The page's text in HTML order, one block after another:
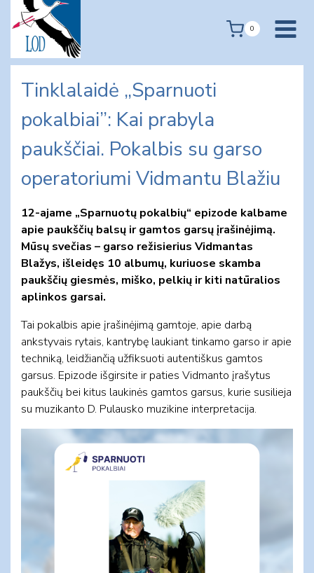
content
0
Tinklalaidė „Sparnuoti
pokalbiai”: Kai prabyla
paukščiai. Pokalbis su garso
operatoriumi Vidmantu Blažiu
12-ajame „Sparnuotų pokalbių“ epizode kalbame
apie paukščių balsų ir gamtos garsų įrašinėjimą.
Mūsų svečias – garso režisierius Vidmantas
Blažys, išleidęs 10 albumų, kuriuose skamba
paukščių giesmės, miško, pelkių ir kiti natūralios
aplinkos garsai.
Tai pokalbis apie įrašinėjimą gamtoje, apie darbą
ankstyvais rytais, kantrybę laukiant tinkamo garso ir apie
techniką, leidžiančią užfiksuoti autentiškus gamtos
garsus. Epizode išgirsite ir paties Vidmanto įrašytus
paukščių bei kitus laukinės gamtos garsus, kurie susilieja
su muzikanto D. Pulausko muzikine interpretacija.